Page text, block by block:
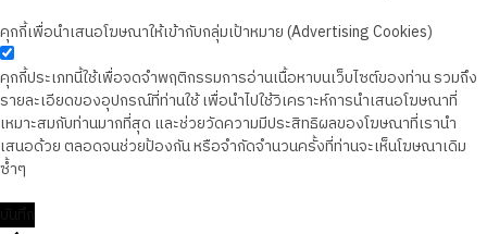
คุกกี้เพื่อนำเสนอโฆษณาให้เข้ากับกลุ่มเป้าหมาย (Advertising Cookies)
คุกกี้ประเภทนี้ใช้เพื่อจดจำพฤติกรรมการอ่านเนื้อหาบนเว็บไซต์ของท่าน รวมถึง
รายละเอียดของอุปกรณ์ที่ท่านใช้ เพื่อนำไปใช้วิเคราะห์การนำเสนอโฆษณาที่
เหมาะสมกับท่านมากที่สุด และช่วยวัดความมีประสิทธิผลของโฆษณาที่เรานำ
เสนอด้วย ตลอดจนช่วยป้องกัน หรือจำกัดจำนวนครั้งที่ท่านจะเห็นโฆษณาเดิม
ซ้ำๆ